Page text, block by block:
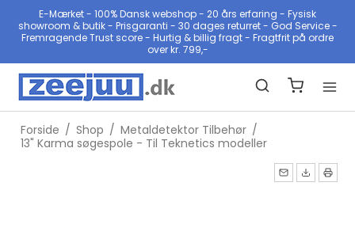
E-Mærket - 100% Dansk webshop - 20 års erfaring - Fysisk
showroom & butik - Prisgaranti - 30 dages returret - God Service -
Fremragende Trust score - Hurtig & billig fragt - Fragtfrit på ordre
over kr. 799,-
Forside / Shop / Metaldetektor Tilbehør /
13" Karma søgespole - Til Teknetics modeller